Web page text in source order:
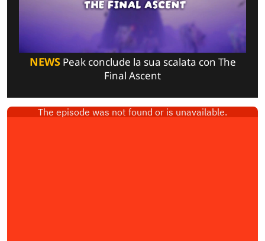
NEWSPeak conclude la sua scalata con The
Final Ascent